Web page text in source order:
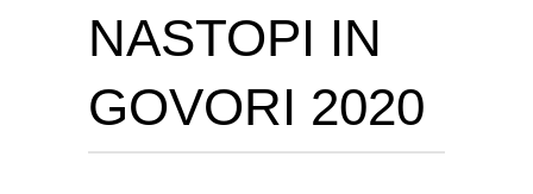
NASTOPI IN
GOVORI 2020